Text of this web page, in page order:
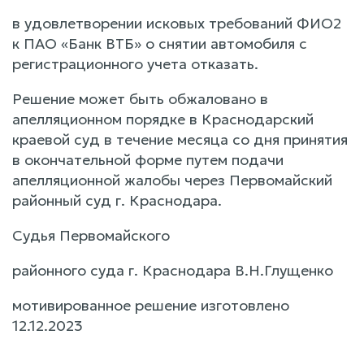
в удовлетворении исковых требований ФИО2
к ПАО «Банк ВТБ» о снятии автомобиля с
регистрационного учета отказать.
Решение может быть обжаловано в
апелляционном порядке в Краснодарский
краевой суд в течение месяца со дня принятия
в окончательной форме путем подачи
апелляционной жалобы через Первомайский
районный суд г. Краснодара.
Судья Первомайского
районного суда г. Краснодара В.Н.Глущенко
мотивированное решение изготовлено
12.12.2023